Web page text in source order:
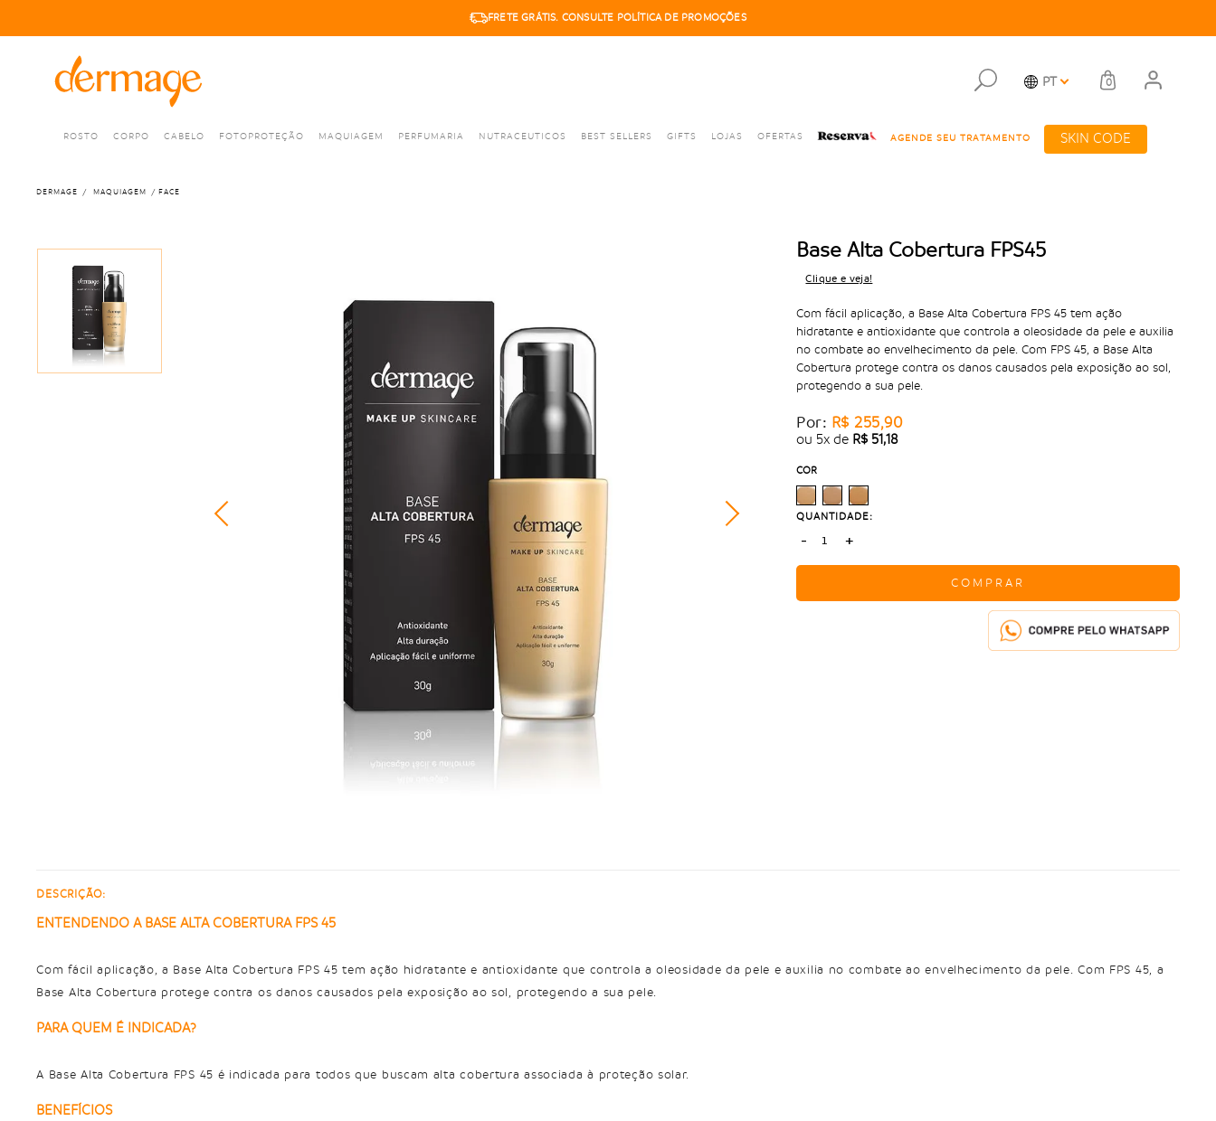
FRETE GRÁTIS. CONSULTE POLÍTICA DE PROMOÇÕES
PT 0
ROSTO CORPO CABELO FOTOPROTEÇÃO MAQUIAGEM PERFUMARIA NUTRACEUTICOS BEST SELLERS GIFTS LOJAS OFERTAS AGENDE SEU TRATAMENTO SKIN CODE
DERMAGE MAQUIAGEM FACE
Base Alta Cobertura FPS45
Clique e veja!
Com fácil aplicação, a Base Alta Cobertura FPS 45 tem ação
hidratante e antioxidante que controla a oleosidade da pele e auxilia
no combate ao envelhecimento da pele. Com FPS 45, a Base Alta
Cobertura protege contra os danos causados pela exposição ao sol,
protegendo a sua pele.
Por: R$ 255,90
ou 5x de R$ 51,18
COR
QUANTIDADE:
- +
COMPRAR
DESCRIÇÃO:
ENTENDENDO A BASE ALTA COBERTURA FPS 45
Com fácil aplicação, a Base Alta Cobertura FPS 45 tem ação hidratante e antioxidante que controla a oleosidade da pele e auxilia no combate ao envelhecimento da pele. Com FPS 45, a
PARA QUEM É INDICADA?
BENEFÍCIOS